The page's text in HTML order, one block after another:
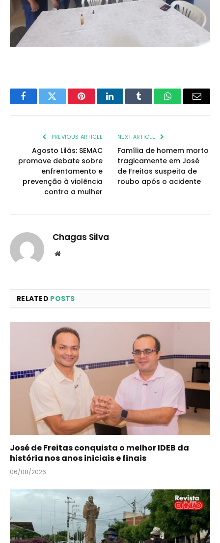
FacebookTwitter PinterestLinkedInTumblr WhatsAppEmail
PREVIOUS ARTICLE
Agosto Lilás: SEMAC
promove debate sobre
enfrentamento e
prevenção à violência
contra a mulher
NEXT ARTICLE
Família de homem morto
tragicamente em José
de Freitas suspeita de
roubo após o acidente
Chagas Silva
Website
RELATED POSTS
José de Freitas conquista o melhor IDEB da
história nos anos iniciais e finais
06/08/2026